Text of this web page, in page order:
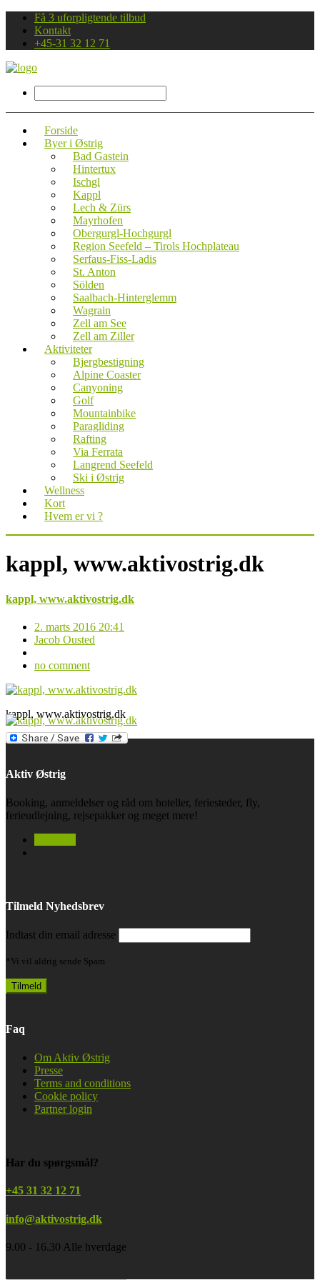
Få 3 uforpligtende tilbud
Kontakt
+45-31 32 12 71
Forside
Byer i Østrig
Bad Gastein
Hintertux
Ischgl
Kappl
Lech & Zürs
Mayrhofen
Obergurgl-Hochgurgl
Region Seefeld – Tirols Hochplateau
Serfaus-Fiss-Ladis
St. Anton
Sölden
Saalbach-Hinterglemm
Wagrain
Zell am See
Zell am Ziller
Aktiviteter
Bjergbestigning
Alpine Coaster
Canyoning
Golf
Mountainbike
Paragliding
Rafting
Via Ferrata
Langrend Seefeld
Ski i Østrig
Wellness
Kort
Hvem er vi ?
kappl, www.aktivostrig.dk
kappl, www.aktivostrig.dk
2. marts 2016 20:41
Jacob Ousted
no comment
kappl, www.aktivostrig.dk
Aktiv Østrig
Booking, anmeldelser og råd om hoteller, feriesteder, fly,
ferieudlejning, rejsepakker og meget mere!
Tilmeld Nyhedsbrev
Indtast din email adresse
*Vi vil aldrig sende Spam
Faq
Om Aktiv Østrig
Presse
Terms and conditions
Cookie policy
Partner login
Har du spørgsmål?
+45 31 32 12 71
info@aktivostrig.dk
9.00 - 16.30 Alle hverdage